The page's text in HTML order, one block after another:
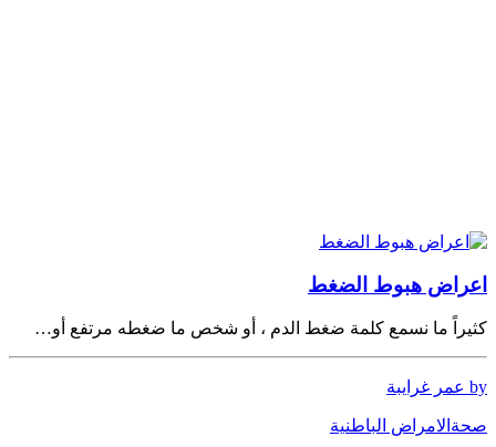
اعراض هبوط الضغط
كثيراً ما نسمع كلمة ضغط الدم ، أو شخص ما ضغطه مرتفع أو…
by عمر غرايبة
صحة الامراض الباطنية